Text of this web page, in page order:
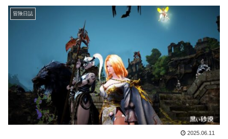
冒険日誌
2025.06.11